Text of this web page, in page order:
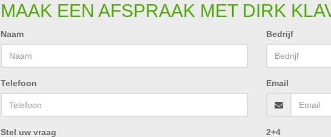
MAAK EEN AFSPRAAK MET DIRK
Naam Bedrijf
Telefoon Email
Stel uw vraag 2+4